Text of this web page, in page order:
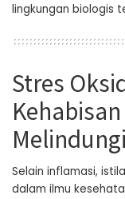
lingkungan biologis
Stres
Selain inflamasi,
dalam ilmu